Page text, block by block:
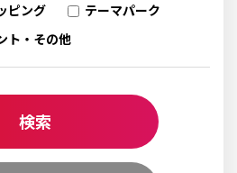
ピング
テーマパーク
ト・その他